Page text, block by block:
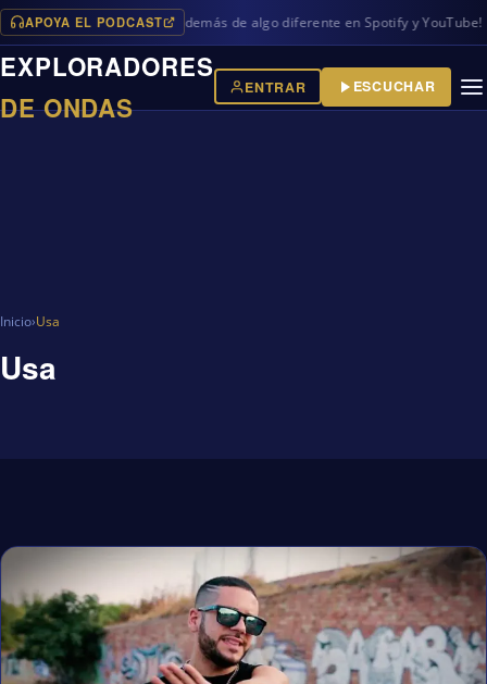
APOYA EL PODCAST
programas en iVoox, además de algo diferente en Spotify y YouTube!
EXPLORADORES
DE ONDAS
ENTRAR ESCUCHAR
Inicio›Usa
Usa